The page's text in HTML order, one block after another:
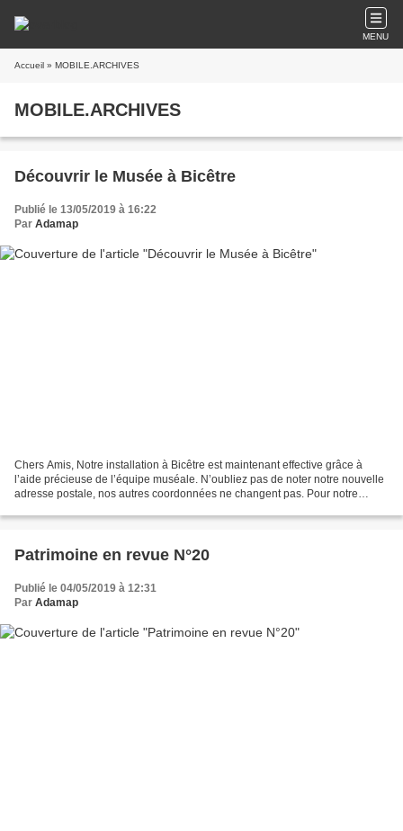
MENU
Accueil » MOBILE.ARCHIVES
MOBILE.ARCHIVES
Découvrir le Musée à Bicêtre
Publié le 13/05/2019 à 16:22
Par Adamap
Chers Amis, Notre installation à Bicêtre est maintenant effective grâce à
l’aide précieuse de l’équipe muséale. N’oubliez pas de noter notre nouvelle
adresse postale, nos autres coordonnées ne changent pas. Pour notre
Patrimoine en revue N°20
Publié le 04/05/2019 à 12:31
Par Adamap